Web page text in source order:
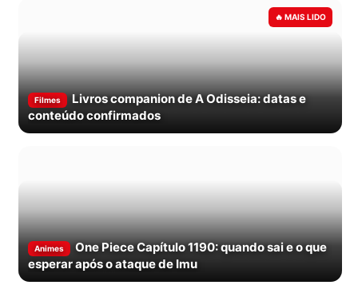
Filmes
Livros companion de A Odisseia: datas e
conteúdo confirmados
Animes
One Piece Capítulo 1190: quando sai e o que
esperar após o ataque de Imu